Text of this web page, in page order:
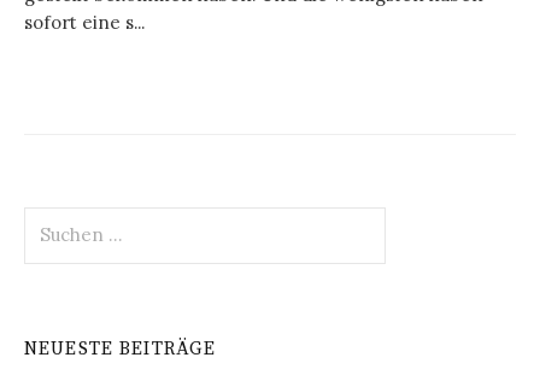
sofort eine s...
nach:
NEUESTE BEITRÄGE